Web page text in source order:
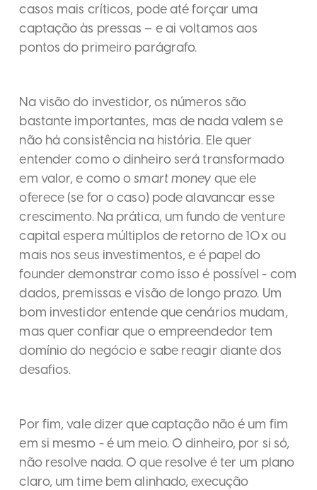
casos mais críticos, pode até forçar uma
captação às pressas – e ai voltamos aos
pontos do primeiro parágrafo.
Na visão do investidor, os números são
bastante importantes, mas de nada valem se
não há consistência na história. Ele quer
entender como o dinheiro será transformado
em valor, e como osmart money que ele
oferece (se for o caso) pode alavancar esse
crescimento. Na prática, um fundo de venture
capital espera múltiplos de retorno de 10x ou
mais nos seus investimentos, e é papel do
founder demonstrar como isso é possível - com
dados, premissas e visão de longo prazo. Um
bom investidor entende que cenários mudam,
mas quer confiar que o empreendedor tem
domínio do negócio e sabe reagir diante dos
desafios.
Por fim, vale dizer que captação não é um fim
em si mesmo - é um meio. O dinheiro, por si só,
não resolve nada. O que resolve é ter um plano
claro, um time bem alinhado, execução